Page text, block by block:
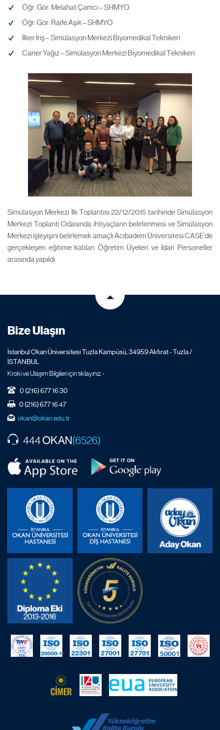
Öğr. Gör. Melahat Çamcı – SHMYO
Öğr. Gör. Raife Aşık – SHMYO
İlker İriş – Simülasyon Merkezi Biyomedikal Teknikeri
Caner Yağız – Simülasyon Merkezi Biyomedikal Teknikeri
Simülasyon Merkezi İlk Toplantısı 22/12/2015 tarihinde Simülasyon
Merkezi Toplantı Odasında ihtiyaçların belirlenmesi ve Simülasyon
Merkezi işleyişini belirlemek amaçlı Acıbadem Üniversitesi CASE’de
gerçekleşen eğitime katılan Öğretim Üyeleri ve İdari Personeller
arasında yapıldı.
Bize Ulaşın
İstanbul Okan Üniversitesi Tuzla Kampüsü, 34959 Akfırat - Tuzla /
İSTANBUL
Kroki ve Ulaşım Bilgileri için tıklayınız. ›
0 (216) 677 16 30
0 (216) 677 16 47
okan@okan.edu.tr
444OKAN(6526)